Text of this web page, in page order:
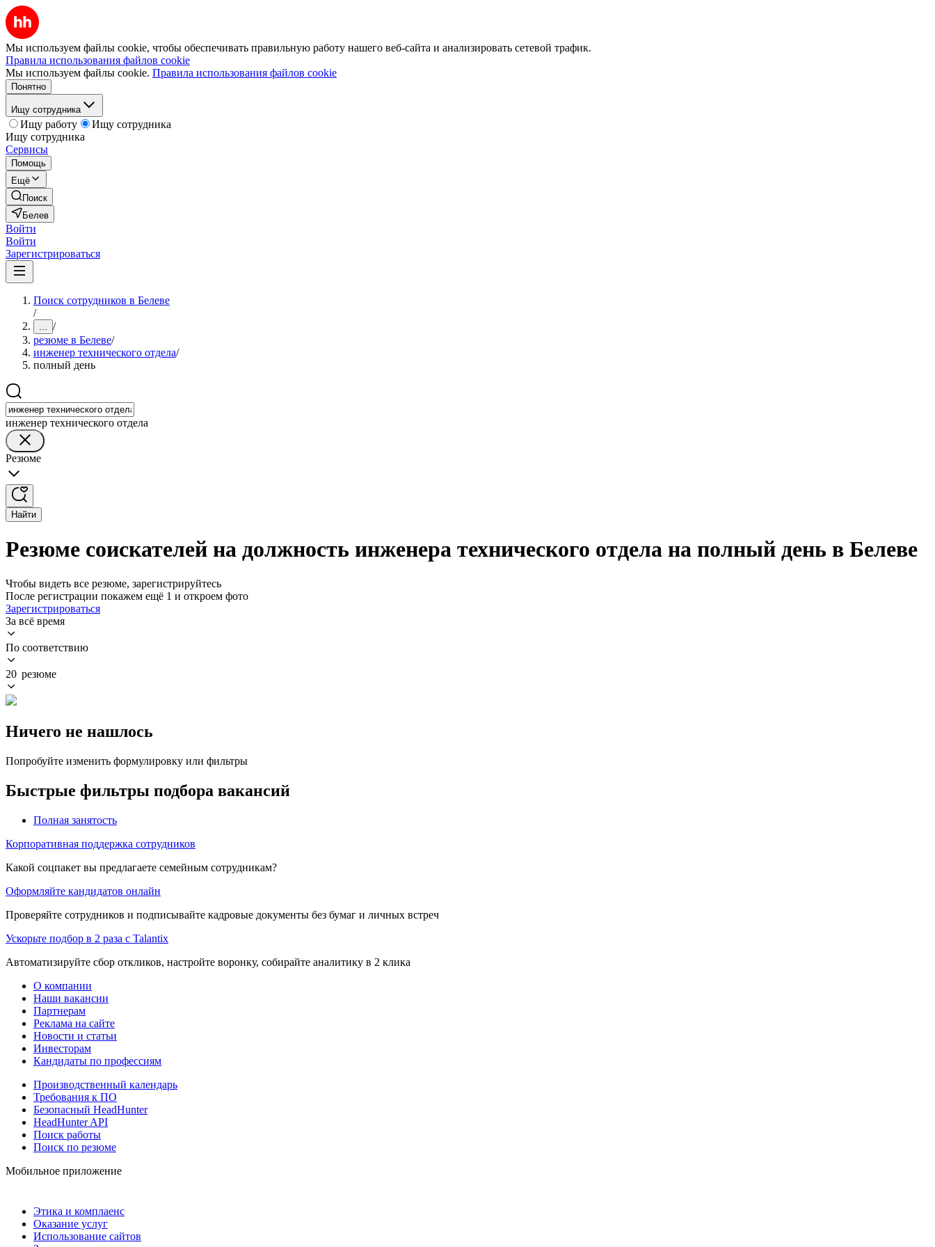
Мы используем файлы cookie, чтобы обеспечивать правильную работу нашего веб-сайта и анализировать сетевой трафик.
Правила использования файлов cookie
Мы используем файлы cookie. Правила использования файлов cookie
Понятно
Ищу сотрудника
Ищу работу
Ищу сотрудника
Ищу сотрудника
Сервисы
Помощь
Ещё
Поиск
Белев
Войти
Войти
Зарегистрироваться
Поиск сотрудников в Белеве
/
... /
резюме в Белеве/
инженер технического отдела/
полный день
инженер технического отдела
Резюме
Найти
Резюме соискателей на должность инженера технического отдела на полный день в Белеве
Чтобы видеть все резюме, зарегистрируйтесь
После регистрации покажем ещё 1 и откроем фото
Зарегистрироваться
За всё время
По соответствию
20 резюме
Ничего не нашлось
Попробуйте изменить формулировку или фильтры
Быстрые фильтры подбора вакансий
Полная занятость
Корпоративная поддержка сотрудников
Какой соцпакет вы предлагаете семейным сотрудникам?
Оформляйте кандидатов онлайн
Проверяйте сотрудников и подписывайте кадровые документы без бумаг и личных встреч
Ускорьте подбор в 2 раза с Talantix
Автоматизируйте сбор откликов, настройте воронку, собирайте аналитику в 2 клика
О компании
Наши вакансии
Партнерам
Реклама на сайте
Новости и статьи
Инвесторам
Кандидаты по профессиям
Производственный календарь
Требования к ПО
Безопасный HeadHunter
HeadHunter API
Поиск работы
Поиск по резюме
Мобильное приложение
Этика и комплаенс
Оказание услуг
Использование сайтов